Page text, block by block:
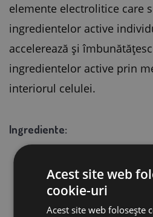
elemente electrolitice care
ingredientelor active
accelerează și
ingredientelor active prin
interiorul celulei.
Ingrediente:
minerale, electroliți
acizi organici (formic,
Acest site web
cookie-uri
Acest site web folosește